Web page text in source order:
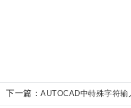
下一篇： AUTOCAD中特殊字符输